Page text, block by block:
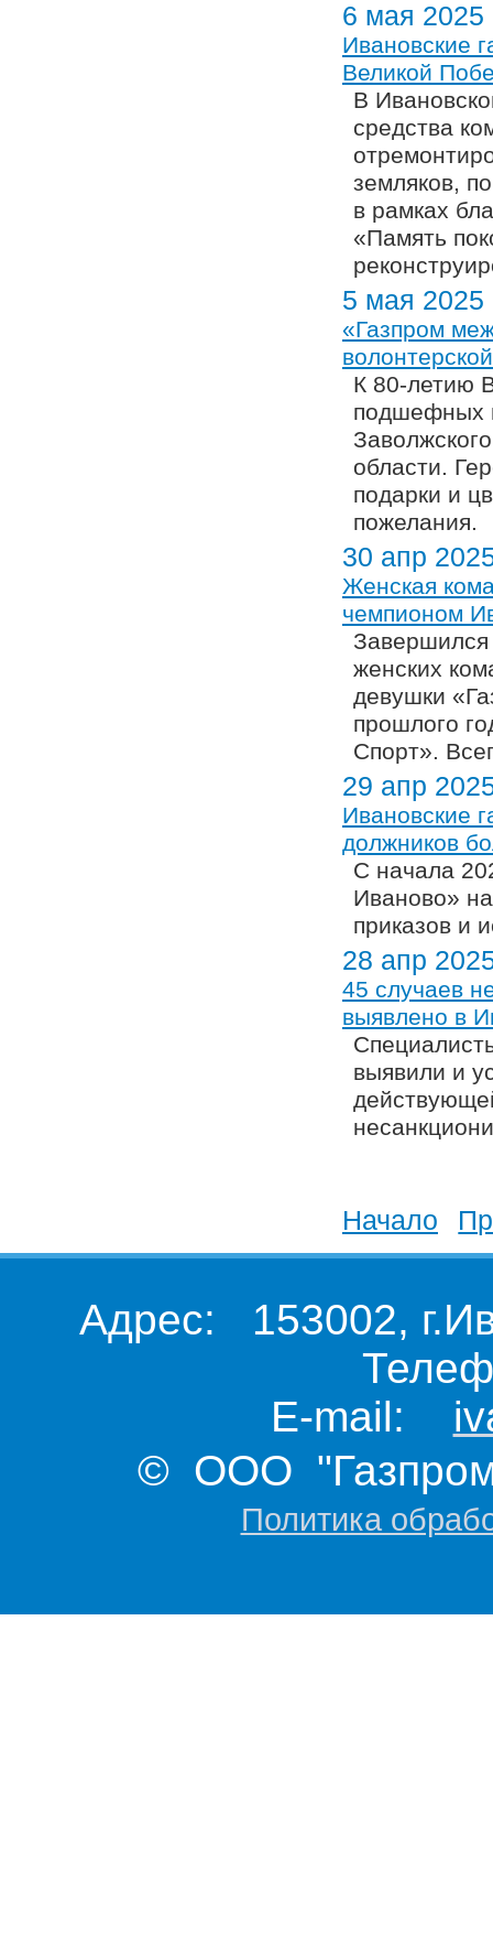
6 мая 2025
Ивановские
Великой
В
средства
земляков,
в рамках
«Память
5 мая 2025
«Газпром
К 80-летию
подшефных
области.
подарки и
пожелания.
30 апр
Женская
чемпионом
Завершился
женских
девушки
прошлого
Спорт».
29 апр
Ивановские
должников
С начала
Иваново»
приказов и
28 апр
45 случаев
выявлено в
выявили и
Начало
Адрес: 153002,
E-mail:
© ООО "Газпром
Политика